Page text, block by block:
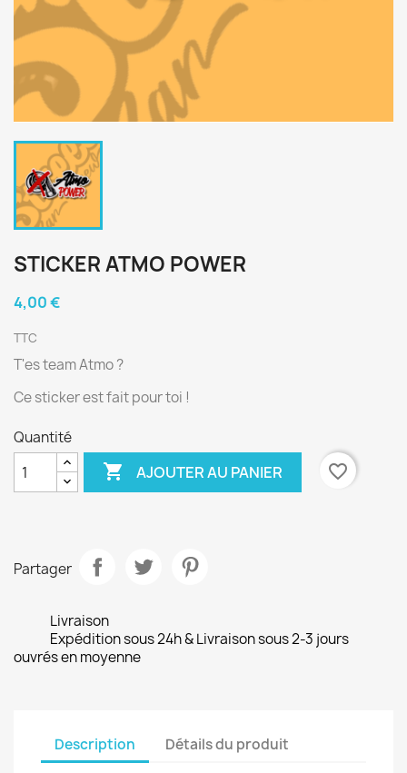
STICKER ATMO POWER
4,00 €
TTC
T'es team Atmo ?
Ce sticker est fait pour toi !
Quantité
 AJOUTER AU PANIER favorite_border
Partager
Livraison
Expédition sous 24h & Livraison sous 2-3 jours
ouvrés en moyenne
Description Détails du produit